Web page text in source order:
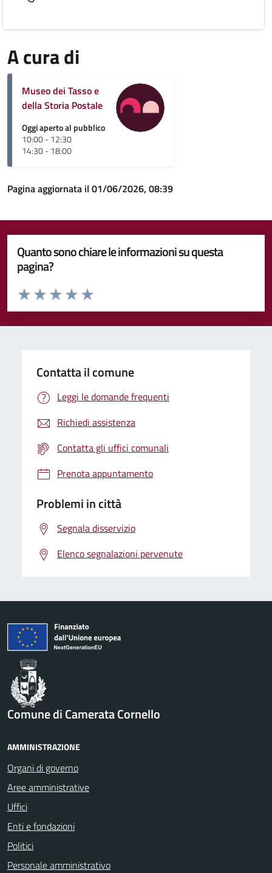
A cura di
Museo dei Tasso e
della Storia Postale
Oggi aperto al pubblico
10:00 - 12:30
14:30 - 18:00
Pagina aggiornata il 01/06/2026, 08:39
Quanto sono chiare le informazioni su questa
pagina?
Valuta da 1 a 5 stelle la pagina
Valuta 5 stelle su 5
Valuta 4 stelle su 5
Valuta 3 stelle su 5
Valuta 2 stelle su 5
Valuta 1 stelle su 5
Contatta il comune
Leggi le domande frequenti
Richiedi assistenza
Contatta gli uffici comunali
Prenota appuntamento
Problemi in città
Segnala disservizio
Elenco segnalazioni pervenute
Comune di Camerata Cornello
AMMINISTRAZIONE
Organi di governo
Aree amministrative
Uffici
Enti e fondazioni
Politici
Personale amministrativo